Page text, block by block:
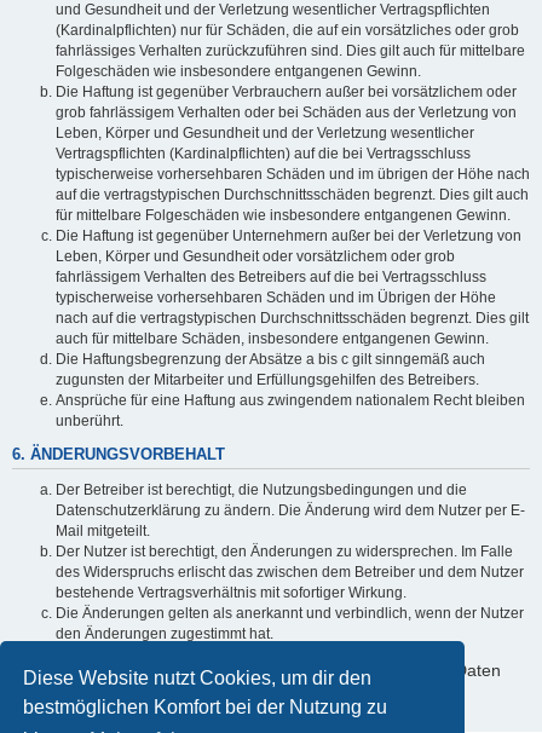
Diese Website nutzt Cookies, um dir den
bestmöglichen Komfort bei der Nutzung zu
und Gesundheit und der Verletzung wesentlicher Vertragspflichten
(Kardinalpflichten) nur für Schäden, die auf ein vorsätzliches oder grob
fahrlässiges Verhalten zurückzuführen sind. Dies gilt auch für mittelbare
Folgeschäden wie insbesondere entgangenen Gewinn.
Die Haftung ist gegenüber Verbrauchern außer bei vorsätzlichem oder
grob fahrlässigem Verhalten oder bei Schäden aus der Verletzung von
Leben, Körper und Gesundheit und der Verletzung wesentlicher
Vertragspflichten (Kardinalpflichten) auf die bei Vertragsschluss
typischerweise vorhersehbaren Schäden und im übrigen der Höhe nach
auf die vertragstypischen Durchschnittsschäden begrenzt. Dies gilt auch
für mittelbare Folgeschäden wie insbesondere entgangenen Gewinn.
Die Haftung ist gegenüber Unternehmern außer bei der Verletzung von
Leben, Körper und Gesundheit oder vorsätzlichem oder grob
fahrlässigem Verhalten des Betreibers auf die bei Vertragsschluss
typischerweise vorhersehbaren Schäden und im Übrigen der Höhe
nach auf die vertragstypischen Durchschnittsschäden begrenzt. Dies gilt
auch für mittelbare Schäden, insbesondere entgangenen Gewinn.
Die Haftungsbegrenzung der Absätze a bis c gilt sinngemäß auch
zugunsten der Mitarbeiter und Erfüllungsgehilfen des Betreibers.
Ansprüche für eine Haftung aus zwingendem nationalem Recht bleiben
unberührt.
6. ÄNDERUNGSVORBEHALT
Der Betreiber ist berechtigt, die Nutzungsbedingungen und die
Datenschutzerklärung zu ändern. Die Änderung wird dem Nutzer per E-
Mail mitgeteilt.
Der Nutzer ist berechtigt, den Änderungen zu widersprechen. Im Falle
des Widerspruchs erlischt das zwischen dem Betreiber und dem Nutzer
bestehende Vertragsverhältnis mit sofortiger Wirkung.
Die Änderungen gelten als anerkannt und verbindlich, wenn der Nutzer
den Änderungen zugestimmt hat.
Informationen über den Umgang mit deinen persönlichen Daten
sind in der Datenschutzerklärung enthalten.